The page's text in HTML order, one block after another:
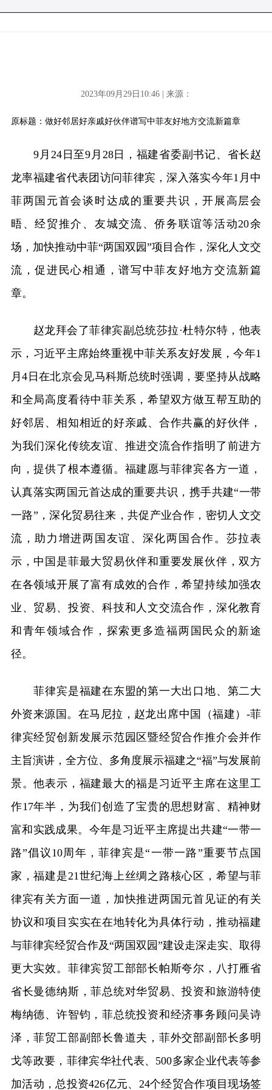
2023年09月29日10:46 | 来源：
原标题：做好邻居好亲戚好伙伴谱写中菲友好地方交流新篇章
9月24日至9月28日，福建省委副书记、省长赵
龙率福建省代表团访问菲律宾，深入落实今年1月中
菲两国元首会谈时达成的重要共识，开展高层会
晤、经贸推介、友城交流、侨务联谊等活动20余
场，加快推动中菲“两国双园”项目合作，深化人文交
流，促进民心相通，谱写中菲友好地方交流新篇
章。
赵龙拜会了菲律宾副总统莎拉·杜特尔特，他表
示，习近平主席始终重视中菲关系友好发展，今年1
月4日在北京会见马科斯总统时强调，要坚持从战略
和全局高度看待中菲关系，希望双方做互帮互助的
好邻居、相知相近的好亲戚、合作共赢的好伙伴，
为我们深化传统友谊、推进交流合作指明了前进方
向，提供了根本遵循。福建愿与菲律宾各方一道，
认真落实两国元首达成的重要共识，携手共建“一带
一路”，深化贸易往来，共促产业合作，密切人文交
流，助力增进两国友谊、深化两国合作。莎拉表
示，中国是菲最大贸易伙伴和重要发展伙伴，双方
在各领域开展了富有成效的合作，希望持续加强农
业、贸易、投资、科技和人文交流合作，深化教育
和青年领域合作，探索更多造福两国民众的新途
径。
菲律宾是福建在东盟的第一大出口地、第二大
外资来源国。在马尼拉，赵龙出席中国（福建）-菲
律宾经贸创新发展示范园区暨经贸合作推介会并作
主旨演讲，全方位、多角度展示福建之“福”与发展前
景。他表示，福建最大的福是习近平主席在这里工
作17年半，为我们创造了宝贵的思想财富、精神财
富和实践成果。今年是习近平主席提出共建“一带一
路”倡议10周年，菲律宾是“一带一路”重要节点国
家，福建是21世纪海上丝绸之路核心区，希望与菲
律宾有关方面一道，加快推进两国元首见证的有关
协议和项目实实在在地转化为具体行动，推动福建
与菲律宾经贸合作及“两国双园”建设走深走实、取得
更大实效。菲律宾贸工部部长帕斯夸尔，八打雁省
省长曼德纳斯，菲总统对华贸易、投资和旅游特使
梅纳德、许智钧，菲总统投资和经济事务顾问吴诗
泽，菲贸工部副部长鲁道夫，菲外交部副部长多明
戈等政要，菲律宾华社代表、500多家企业代表等参
加活动，总投资426亿元、24个经贸合作项目现场签